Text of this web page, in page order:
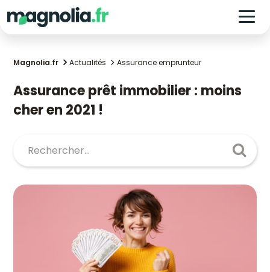
Magnolia.fr Actualités Assurance emprunteur
Assurance prêt immobilier : moins
cher en 2021 !